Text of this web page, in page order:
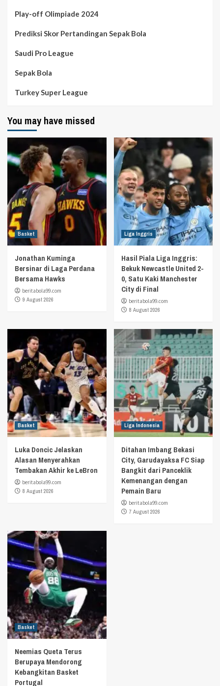
Play-off Olimpiade 2024
Prediksi Skor Pertandingan Sepak Bola
Saudi Pro League
Sepak Bola
Turkey Super League
You may have missed
Basket
Jonathan Kuminga
Bersinar di Laga Perdana
Bersama Hawks
beritabola99.com
9 August 2026
Liga Inggris
Hasil Piala Liga Inggris:
Bekuk Newcastle United 2-
0, Satu Kaki Manchester
City di Final
beritabola99.com
8 August 2026
Basket
Luka Doncic Jelaskan
Alasan Menyerahkan
Tembakan Akhir ke LeBron
beritabola99.com
8 August 2026
Liga Indonesia
Ditahan Imbang Bekasi
City, Garudayaksa FC Siap
Bangkit dari Panceklik
Kemenangan dengan
Pemain Baru
beritabola99.com
7 August 2026
Basket
Neemias Queta Terus
Berupaya Mendorong
Kebangkitan Basket
Portugal